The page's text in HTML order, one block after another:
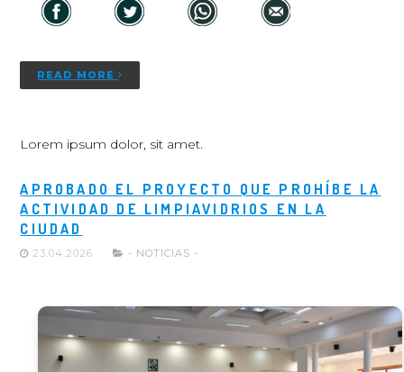
READ MORE
Lorem ipsum dolor, sit amet.
APROBADO EL PROYECTO QUE PROHÍBE LA
ACTIVIDAD DE LIMPIAVIDRIOS EN LA
CIUDAD
23.04.2026 - NOTICIAS -